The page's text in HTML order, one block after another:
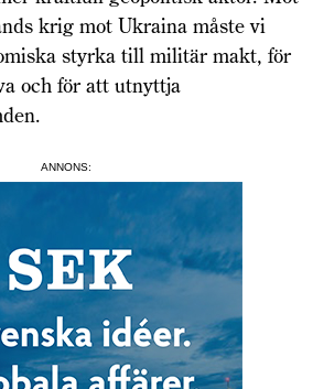
krig mot Ukraina måste vi
styrka till militär makt, för
och för att utnyttja
ANNONS: